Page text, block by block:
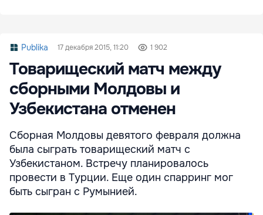
Publika 17 декабря 2015, 11:20 1 902
Товарищеский матч между
сборными Молдовы и
Узбекистана отменен
Сборная Молдовы девятого февраля должна
была сыграть товарищеский матч с
Узбекистаном. Встречу планировалось
провести в Турции. Еще один спарринг мог
быть сыгран с Румынией.